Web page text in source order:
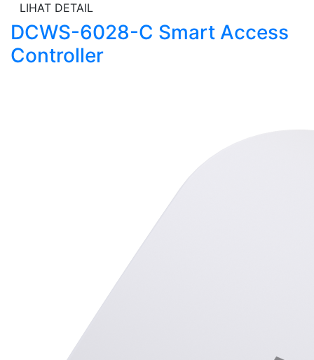
LIHAT DETAIL
DCWS-6028-C Smart Access
Controller